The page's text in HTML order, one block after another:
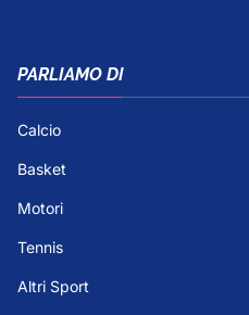
PARLIAMO DI
Calcio
Basket
Motori
Tennis
Altri Sport